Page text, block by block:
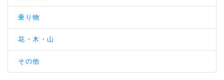
乗り物
花・木・山
その他